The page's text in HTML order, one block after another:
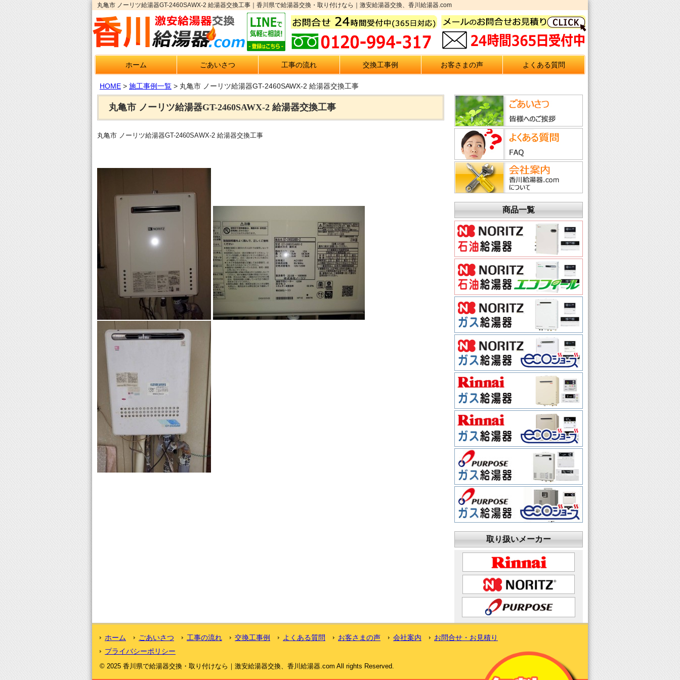
丸亀市 ノーリツ給湯器GT-2460SAWX-2 給湯器交換工事｜香川県で給湯器交換・取り付けなら｜激安給湯器交換、香川給湯器.com
ホーム ごあいさつ 工事の流れ 交換工事例 お客さまの声 よくある質問
HOME > 施工事例一覧 > 丸亀市 ノーリツ給湯器GT-2460SAWX-2 給湯器交換工事
丸亀市 ノーリツ給湯器GT-2460SAWX-2 給湯器交換工事
丸亀市 ノーリツ給湯器GT-2460SAWX-2 給湯器交換工事
商品一覧
取り扱いメーカー
ホーム ごあいさつ 工事の流れ 交換工事例 よくある質問 お客さまの声 会社案内
お問合せ・お見積り
プライバシーポリシー
© 2025 香川県で給湯器交換・取り付けなら｜激安給湯器交換、香川給湯器.com All rights Reserved.